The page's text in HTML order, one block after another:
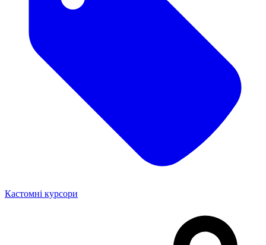
Кастомні курсори